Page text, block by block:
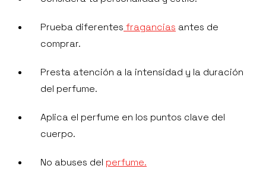
Prueba diferentes fragancias antes de
comprar.
Presta atención a la intensidad y la duración
del perfume.
Aplica el perfume en los puntos clave del
cuerpo.
No abuses del perfume.